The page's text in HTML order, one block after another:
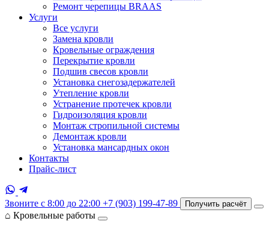
Ремонт черепицы BRAAS
Услуги
Все услуги
Замена кровли
Кровельные ограждения
Перекрытие кровли
Подшив свесов кровли
Установка снегозадержателей
Утепление кровли
Устранение протечек кровли
Гидроизоляция кровли
Монтаж стропильной системы
Демонтаж кровли
Установка мансардных окон
Контакты
Прайс-лист
Звоните с 8:00 до 22:00 +7 (903) 199-47-89 Получить расчёт
⌂ Кровельные работы